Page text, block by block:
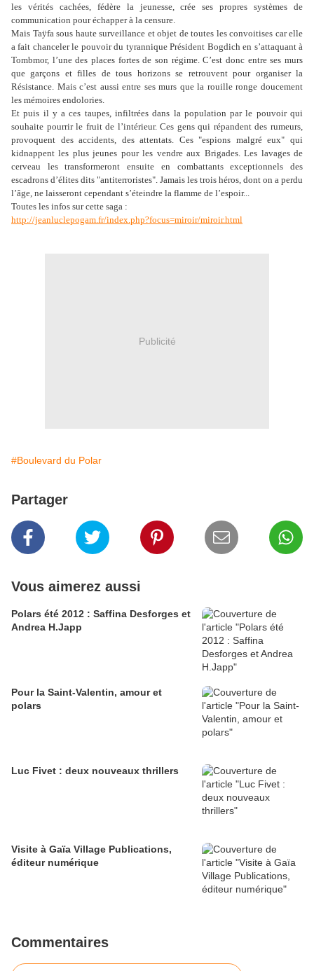
les vérités cachées, fédère la jeunesse, crée ses propres systèmes de
communication pour échapper à la censure.
Mais Taÿfa sous haute surveillance et objet de toutes les convoitises car elle
a fait chanceler le pouvoir du tyrannique Président Bogdich en s’attaquant à
Tombmor, l’une des places fortes de son régime. C’est donc entre ses murs
que garçons et filles de tous horizons se retrouvent pour organiser la
Résistance. Mais c’est aussi entre ses murs que la rouille ronge doucement
les mémoires endolories.
Et puis il y a ces taupes, infiltrées dans la population par le pouvoir qui
souhaite pourrir le fruit de l’intérieur. Ces gens qui répandent des rumeurs,
provoquent des accidents, des attentats. Ces "espions malgré eux" qui
kidnappent les plus jeunes pour les vendre aux Brigades. Les lavages de
cerveau les transformeront ensuite en combattants exceptionnels des
escadrons d’élites dits "antiterroristes". Jamais les trois héros, dont on a perdu
l’âge, ne laisseront cependant s’éteindre la flamme de l’espoir...
Toutes les infos sur cette saga :
http://jeanluclepogam.fr/index.php?focus=miroir/miroir.html
Publicité
#Boulevard du Polar
Partager
Vous aimerez aussi
Polars été 2012 : Saffina Desforges et
Andrea H.Japp
Pour la Saint-Valentin, amour et
polars
Luc Fivet : deux nouveaux thrillers
Visite à Gaïa Village Publications,
éditeur numérique
Commentaires